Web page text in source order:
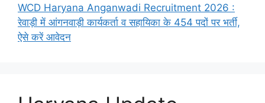
WCD Haryana Anganwadi Recruitment 2026 :
रेवाड़ी में आंगनवाड़ी कार्यकर्ता व सहायिका के 454 पदों पर भर्ती,
ऐसे करें आवेदन